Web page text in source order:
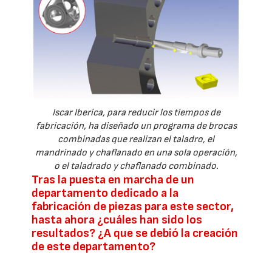
Iscar Iberica, para reducir los tiempos de
fabricación, ha diseñado un programa de brocas
combinadas que realizan el taladro, el
mandrinado y chaflanado en una sola operación,
o el taladrado y chaflanado combinado.
Tras la puesta en marcha de un
departamento dedicado a la
fabricación de piezas para este sector,
hasta ahora ¿cuáles han sido los
resultados? ¿A que se debió la creación
de este departamento?